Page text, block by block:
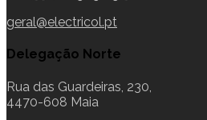
geral@electricol.pt
Delegação Norte
Rua das Guardeiras, 230,
4470-608 Maia